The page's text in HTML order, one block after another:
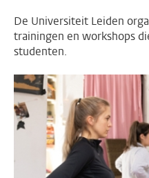
De Universiteit Leiden
trainingen en workshops
studenten.